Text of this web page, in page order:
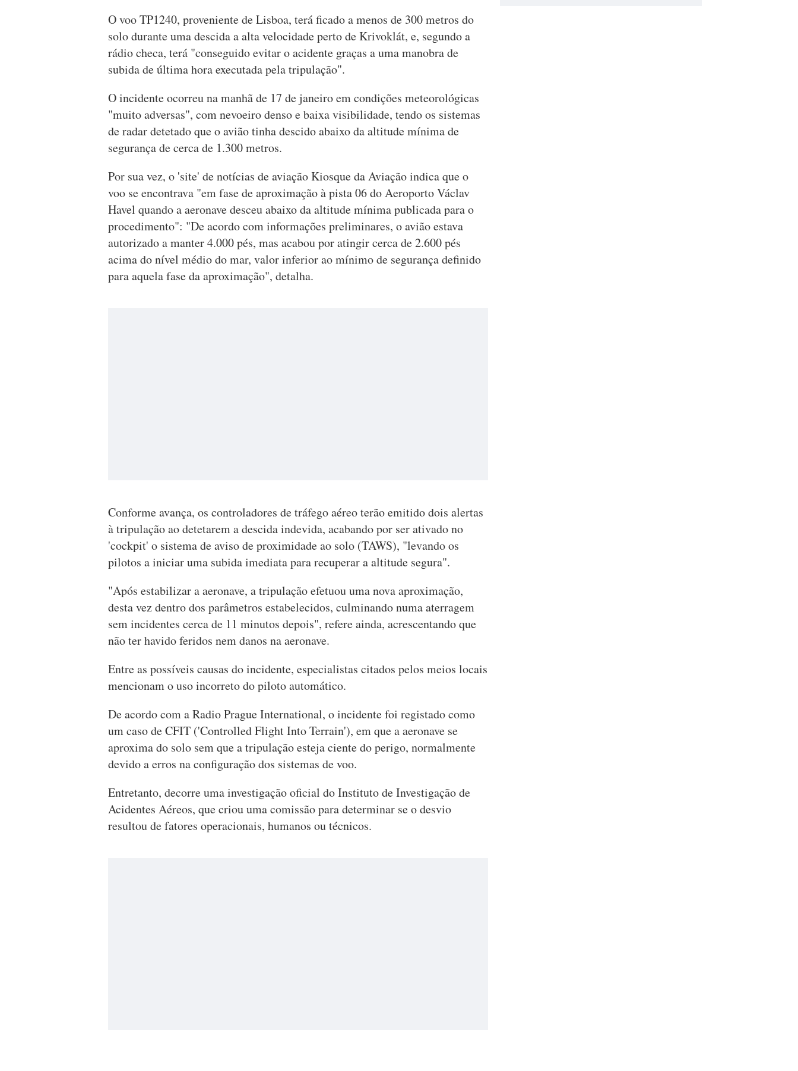
O voo TP1240, proveniente de Lisboa, terá ficado a menos de 300 metros do
solo durante uma descida a alta velocidade perto de Krivoklát, e, segundo a
rádio checa, terá "conseguido evitar o acidente graças a uma manobra de
subida de última hora executada pela tripulação".
O incidente ocorreu na manhã de 17 de janeiro em condições meteorológicas
"muito adversas", com nevoeiro denso e baixa visibilidade, tendo os sistemas
de radar detetado que o avião tinha descido abaixo da altitude mínima de
segurança de cerca de 1.300 metros.
Por sua vez, o 'site' de notícias de aviação Kiosque da Aviação indica que o
voo se encontrava "em fase de aproximação à pista 06 do Aeroporto Václav
Havel quando a aeronave desceu abaixo da altitude mínima publicada para o
procedimento": "De acordo com informações preliminares, o avião estava
autorizado a manter 4.000 pés, mas acabou por atingir cerca de 2.600 pés
acima do nível médio do mar, valor inferior ao mínimo de segurança definido
para aquela fase da aproximação", detalha.
Conforme avança, os controladores de tráfego aéreo terão emitido dois alertas
à tripulação ao detetarem a descida indevida, acabando por ser ativado no
'cockpit' o sistema de aviso de proximidade ao solo (TAWS), "levando os
pilotos a iniciar uma subida imediata para recuperar a altitude segura".
"Após estabilizar a aeronave, a tripulação efetuou uma nova aproximação,
desta vez dentro dos parâmetros estabelecidos, culminando numa aterragem
sem incidentes cerca de 11 minutos depois", refere ainda, acrescentando que
não ter havido feridos nem danos na aeronave.
Entre as possíveis causas do incidente, especialistas citados pelos meios locais
mencionam o uso incorreto do piloto automático.
De acordo com a Radio Prague International, o incidente foi registado como
um caso de CFIT ('Controlled Flight Into Terrain'), em que a aeronave se
aproxima do solo sem que a tripulação esteja ciente do perigo, normalmente
devido a erros na configuração dos sistemas de voo.
Entretanto, decorre uma investigação oficial do Instituto de Investigação de
Acidentes Aéreos, que criou uma comissão para determinar se o desvio
resultou de fatores operacionais, humanos ou técnicos.